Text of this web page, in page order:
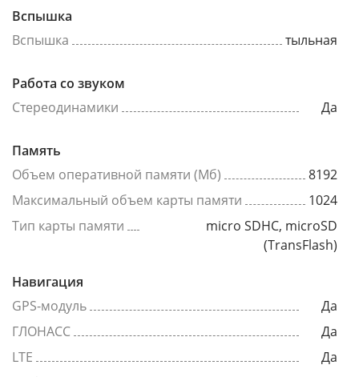
Вспышка
Вспышка
тыльная
Работа со звуком
Стереодинамики
Да
Память
Объем оперативной памяти (Мб)
8192
Максимальный объем карты памяти
1024
Тип карты памяти
micro SDHC, microSD
(TransFlash)
Навигация
GPS-модуль
Да
ГЛОНАСС
Да
LTE
Да